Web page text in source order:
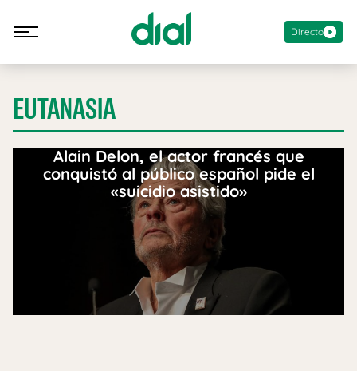
Directo
EUTANASIA
Alain Delon, el actor francés que
conquistó al público español pide el
«suicidio asistido»